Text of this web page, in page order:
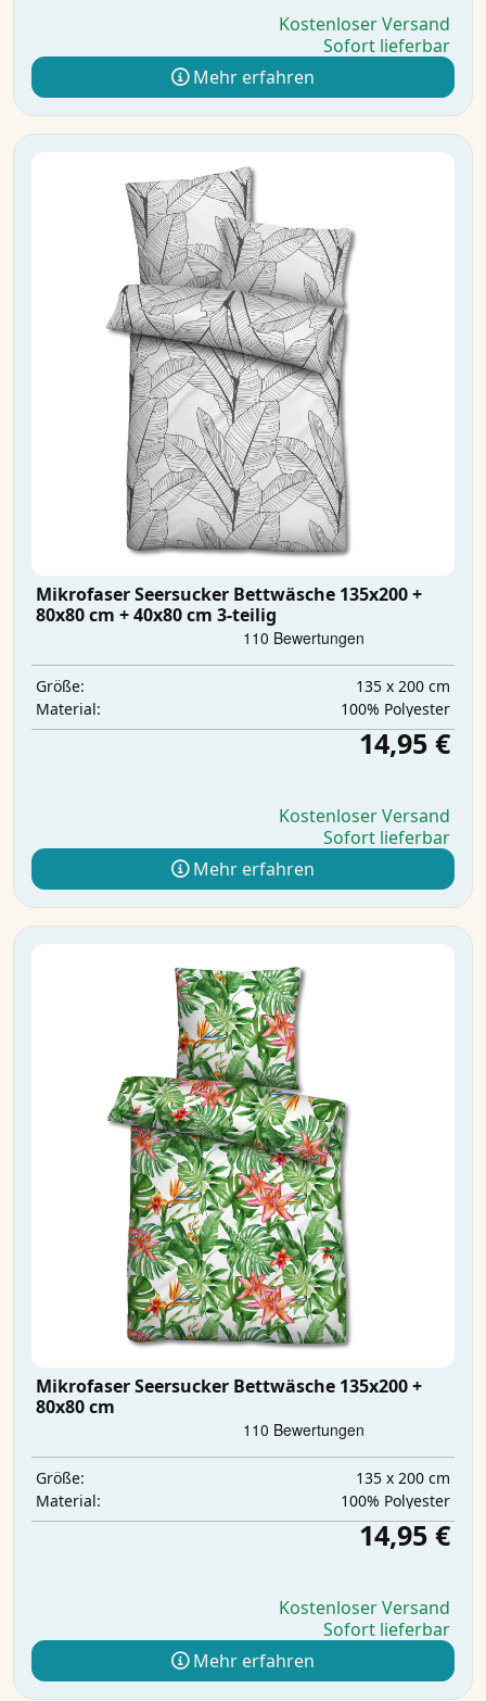
Kostenloser Versand
Sofort lieferbar
Mehr erfahren
Mikrofaser Seersucker Bettwäsche 135x200 +
80x80 cm + 40x80 cm 3-teilig
Größe:
135 x 200 cm
Material:
‎100% Polyester
14,95 €
Kostenloser Versand
Sofort lieferbar
Mehr erfahren
Mikrofaser Seersucker Bettwäsche 135x200 +
80x80 cm
Größe:
135 x 200 cm
Material:
‎100% Polyester
14,95 €
Kostenloser Versand
Sofort lieferbar
Mehr erfahren